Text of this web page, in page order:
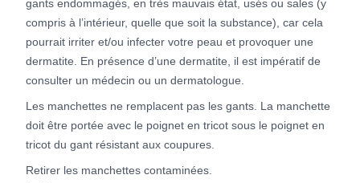
gants endommagés, en très mauvais état, usés ou sales (y
compris à l’intérieur, quelle que soit la substance), car cela
pourrait irriter et/ou infecter votre peau et provoquer une
dermatite. En présence d’une dermatite, il est impératif de
consulter un médecin ou un dermatologue.
Les manchettes ne remplacent pas les gants. La manchette
doit être portée avec le poignet en tricot sous le poignet en
tricot du gant résistant aux coupures.
Retirer les manchettes contaminées.